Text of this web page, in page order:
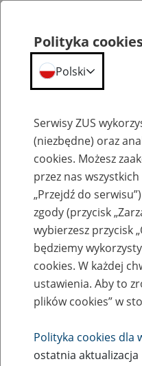
Szkolenia
Zaproś ZUS do
rezerwowane, e-
Rodzaj wydarzenia
Szkolenia
Polityka
Polski
Serwisy ZUS
(niezbędne) oraz
cookies. Możesz
przez nas
„Przejdź do
zgody (przycisk
wybierzesz przycisk
będziemy
cookies. W każdej
ustawienia. Aby to
plików cookies” w
Polityka cookies dla
ostatnia aktualizacja